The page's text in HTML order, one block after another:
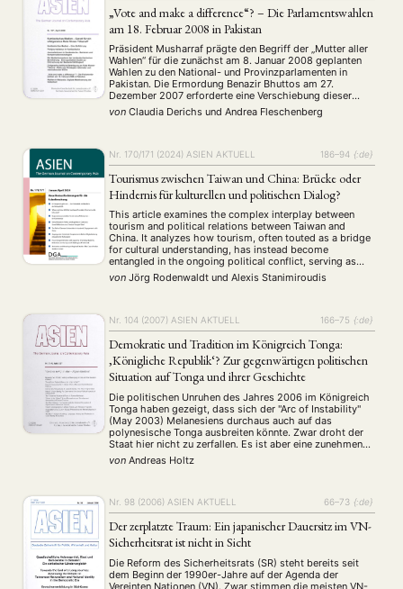
„Vote and make a difference“? – Die Parlamentswahlen
am 18. Februar 2008 in Pakistan
Präsident Musharraf prägte den Begriff der „Mutter aller
Wahlen“ für die zunächst am 8. Januar 2008 geplanten
Wahlen zu den National- und Provinzparlamenten in
Pakistan. Die Ermordung Benazir Bhuttos am 27.
Dezember 2007 erforderte eine Verschiebung dieser
Wahlen, weil aufgrund der vor allem in Bhuttos
Heimatprovinz Sindh ausgebrochenen Unruhen die
von Claudia Derichs und Andrea Fleschenberg
Nr. 170/171 (2024) ASIEN AKTUELL 186–94 {:de}
Tourismus zwischen Taiwan und China: Brücke oder
Hindernis für kulturellen und politischen Dialog?
This article examines the complex interplay between
tourism and political relations between Taiwan and
China. It analyzes how tourism, often touted as a bridge
for cultural understanding, has instead become
entangled in the ongoing political conflict, serving as
both a tool for economic influence and a reflection of
deep-seated tensions. The authors trace the
von Jörg Rodenwaldt und Alexis Stanimiroudis
Nr. 104 (2007) ASIEN AKTUELL 166–75 {:de}
Demokratie und Tradition im Königreich Tonga:
‚Königliche Republik‘? Zur gegenwärtigen politischen
Situation auf Tonga und ihrer Geschichte
Die politischen Unruhen des Jahres 2006 im Königreich
Tonga haben gezeigt, dass sich der "Arc of Instability"
(May 2003) Melanesiens durchaus auch auf das
polynesische Tonga ausbreiten könnte. Zwar droht der
Staat hier nicht zu zerfallen. Es ist aber eine zunehmende
Unzufriedenheit der Tonganer mit der politischen
Situation im Lande feststellbar. Bereits in der
von Andreas Holtz
Nr. 98 (2006) ASIEN AKTUELL 66–73 {:de}
Der zerplatzte Traum: Ein japanischer Dauersitz im VN-
Sicherheitsrat ist nicht in Sicht
Die Reform des Sicherheitsrats (SR) steht bereits seit
dem Beginn der 1990er-Jahre auf der Agenda der
Vereinten Nationen (VN). Zwar stimmen die meisten VN-